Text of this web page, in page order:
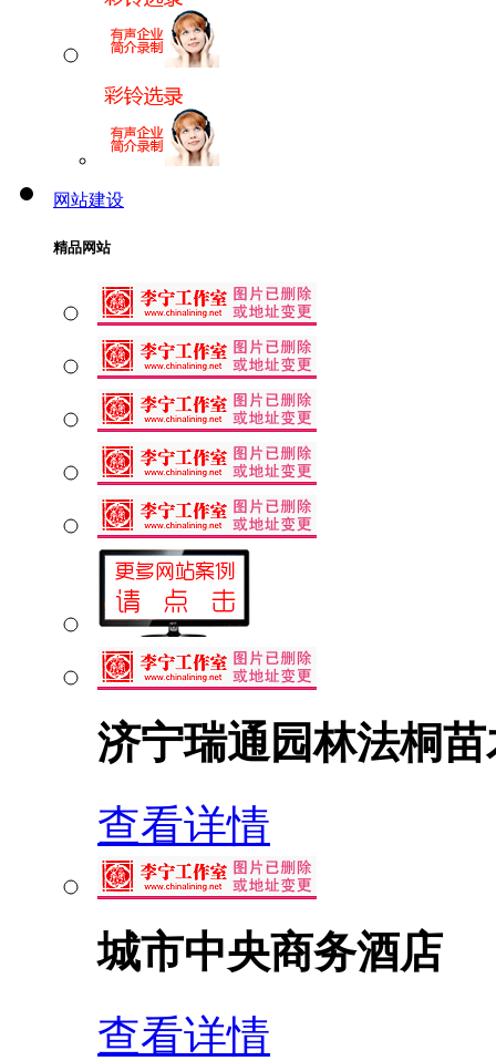
网站建设
精品网站
济宁瑞通园林法桐
查看详情
城市中央商务酒店
查看详情